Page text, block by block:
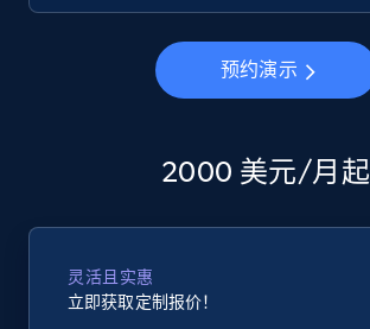
预约演示
2000 美元/月起
灵活且实惠
立即获取定制报价！